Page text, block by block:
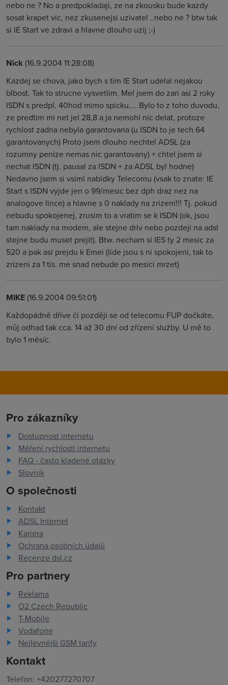
nebo ne ? No a predpokladaji, ze na zkousku bude kazdy
sosat krapet vic, nez zkusenejsi uzivatel ..nebo ne ? btw tak
si IE Start ve zdravi a hlavne dlouho uzij ;-)
Nick (16.9.2004 11:28:08)
Kazdej se chova, jako bych s tim IE Start udelal nejakou
blbost. Tak to strucne vysvetlim. Mel jsem do zari asi 2 roky
ISDN s predpl. 40hod mimo spicku.... Bylo to z toho duvodu,
ze predtim mi net jel 28,8 a ja nemohl nic delat, protoze
rychlost zadna nebyla garantovana (u ISDN to je tech 64
garantovanych) Proto jsem dlouho nechtel ADSL (za
rozumny penize nemas nic garantovany) + chtel jsem si
nechat ISDN (tj. pausal za ISDN + za ADSL byl hodne)
Nedavno jsem si vsiml nabidky Telecomu (vsak to znate: IE
Start s ISDN vyjde jen o 99/mesic bez dph draz nez na
analogove lince) a hlavne s 0 naklady na zrizeni!!! Tj. pokud
nebudu spokojenej, zrusim to a vratim se k ISDN (ok, jsou
tam naklady na modem, ale stejne driv nebo pozdeji na adsl
stejne budu muset prejit). Btw. necham si IES ty 2 mesic za
520 a pak asi prejdu k Emei (lide jsou s ni spokojeni, tak to
zrizeni za 1 tis. me snad nebude po mesici mrzet)
MIKE(16.9.2004 09:51:01)
Každopádně dříve či později se od telecomu FUP dočkáte,
můj odhad tak cca. 14 až 30 dní od zřízení služby. U mě to
bylo 1 měsíc.
Pro zákazníky
Dostupnost internetu
Měření rychlosti internetu
FAQ - často kladené otázky
Slovník
O společnosti
Kontakt
ADSL Internet
Kariéra
Ochrana osobních údajů
Recenze dsl.cz
Pro partnery
Reklama
O2 Czech Republic
T-Mobile
Vodafone
Nejlevnější GSM tarify
Kontakt
Telefon: +420277270707